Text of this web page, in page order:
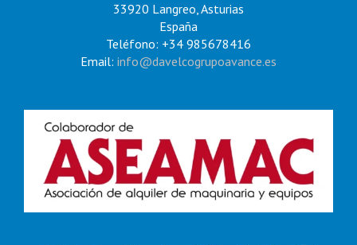
33920 Langreo, Asturias
España
Teléfono: +34 985678416
Email: info@davelcogrupoavance.es